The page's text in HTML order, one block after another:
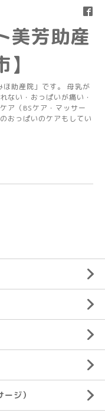
美芳助産
助産院」です。 母乳が
ない・おっぱいが痛い・
ア（BSケア・マッサー
おっぱいのケアもしてい
ジ）